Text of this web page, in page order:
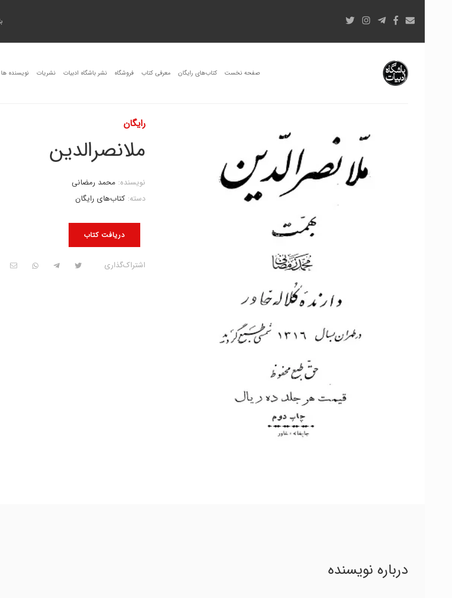
صفحه نخست کتاب‌های رایگان معرفی کتاب فروشگاه نشر باشگاه ادبیات نشریات نویسنده ها
رایگان
ملانصرالدین
دریافت کتاب
نویسنده: محمد رمضانی
دسته: کتاب‌های رایگان
اشتراک‌گذاری
درباره نویسنده